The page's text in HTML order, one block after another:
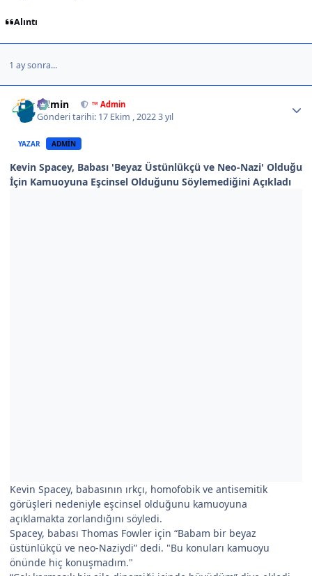
Alıntı
1 ay sonra...
Admin ™ Admin
Gönderi tarihi: 17 Ekim , 20223 yıl
YAZAR ADMIN
Kevin Spacey, Babası 'Beyaz Üstünlükçü ve Neo-Nazi' Olduğu
İçin Kamuoyuna Eşcinsel Olduğunu Söylemediğini Açıkladı
Kevin Spacey, babasının ırkçı, homofobik ve antisemitik
görüşleri nedeniyle eşcinsel olduğunu kamuoyuna
açıklamakta zorlandığını söyledi.
Spacey, babası Thomas Fowler için “Babam bir beyaz
üstünlükçü ve neo-Naziydi” dedi. "Bu konuları kamuoyu
önünde hiç konuşmadım."